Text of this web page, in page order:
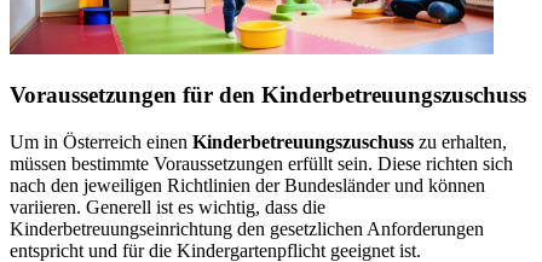
Voraussetzungen für den Kinderbetreuungszuschuss
Um in Österreich einen Kinderbetreuungszuschuss zu erhalten,
müssen bestimmte Voraussetzungen erfüllt sein. Diese richten sich
nach den jeweiligen Richtlinien der Bundesländer und können
variieren. Generell ist es wichtig, dass die
Kinderbetreuungseinrichtung den gesetzlichen Anforderungen
entspricht und für die Kindergartenpflicht geeignet ist.